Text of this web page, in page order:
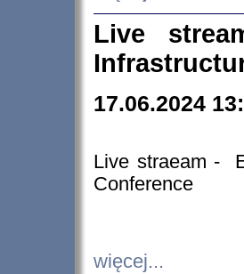
Live
17.06.2024
Live straeam -
Conference
więcej...